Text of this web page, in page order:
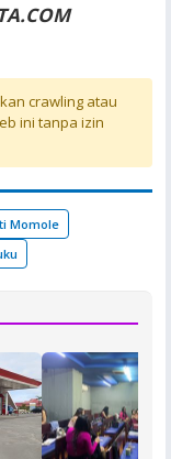
crawling atau
ini tanpa izin
Momole